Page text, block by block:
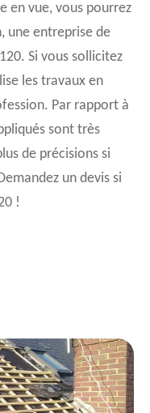
en vue, vous pourrez
une entreprise de
Si vous sollicitez
les travaux en
Par rapport à
sont très
de précisions si
un devis si
!